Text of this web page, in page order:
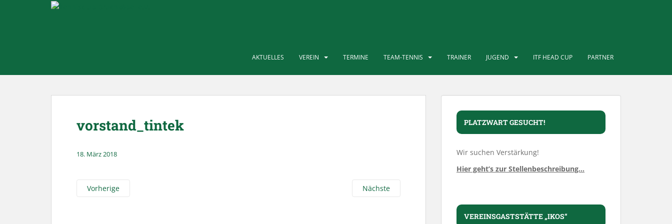
Skip to main content
AKTUELLES VEREIN TERMINE TEAM-TENNIS TRAINER JUGEND ITF HEAD CUP PARTNER
vorstand_tintek
18. März 2018
Vorherige Nächste
PLATZWART GESUCHT!
Wir suchen Verstärkung!
Hier geht’s zur Stellenbeschreibung…
VEREINSGASTSTÄTTE „IKOS“